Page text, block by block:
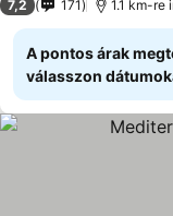
7,2 171 1.1 km-re
A pontos árak
válasszon